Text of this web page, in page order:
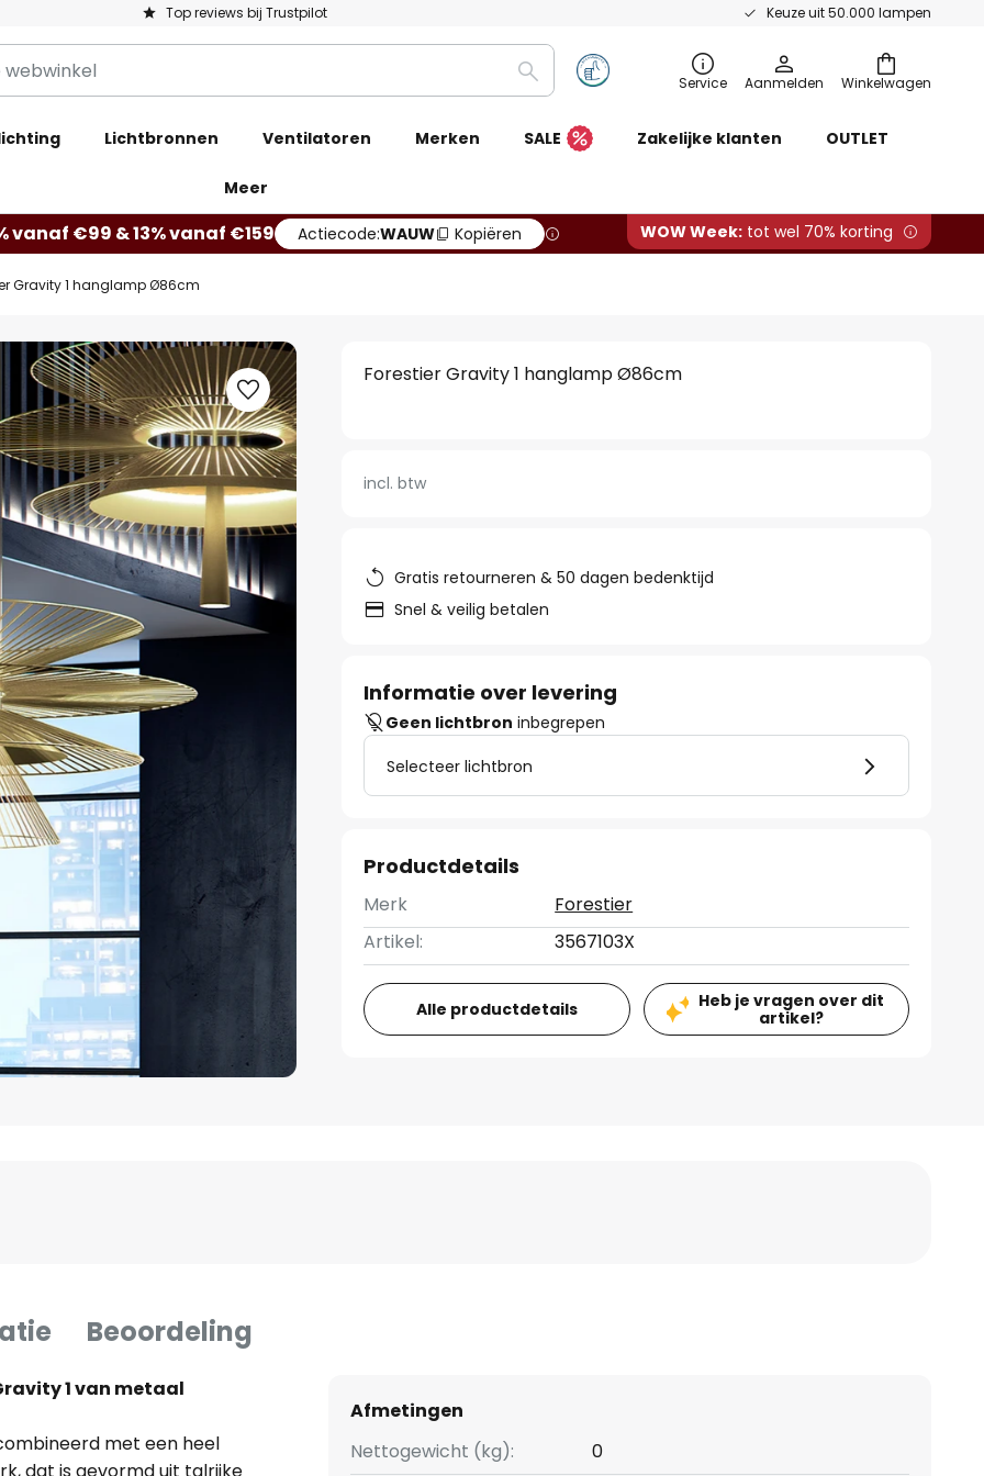
Top reviews bij Trustpilot Keuze uit 50.000 lampen
Winkelwagen
Zoeken Service Aanmelden
Lichtbronnen Ventilatoren Merken SALE Zakelijke klanten OUTLET
Meer
vanaf €99 & 13% vanaf €159 Actiecode:WAUW Kopiëren WOW Week: tot wel 70% korting
Gravity 1 hanglamp Ø86cm
Forestier Gravity 1 hanglamp Ø86cm
incl. btw
Gratis retourneren & 50 dagen bedenktijd
Snel & veilig betalen
Informatie over levering
Geen lichtbron inbegrepen
Selecteer lichtbron
Productdetails
Merk
Forestier
Artikel:
3567103X
Alle productdetails
Heb je vragen over dit
artikel?
Beoordeling
1 van metaal
met een heel
Afmetingen
Nettogewicht (kg):
0